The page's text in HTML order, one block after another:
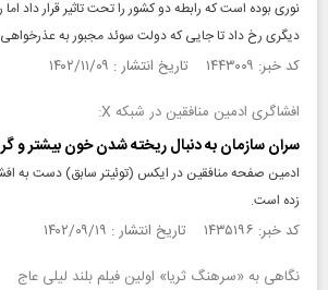
نوری بوده است که رابطه دو کشور را تحت تاثیر قرار داد‌
دیگری رخ داد تا جایی که دولت سوئد مجبور به
کد خبر: ۱۴۴۳۰۰۹ تاریخ انتشار : ۱۴۰۲/۱۱/۰۹
افشاگری ادمین منافقین در شبکه X:
سران سازمان به دنبال ریخته شدن خون بیشتر و
ادمین صفحه منافقین در ایکس (توئیتر سابق) دست به
زده است.
کد خبر: ۱۴۳۵۱۹۶ تاریخ انتشار : ۱۴۰۲/۰۹/۱۹
نگاهی به «سرهنگ ثریا» اولین فیلم بلند لیلی عاج